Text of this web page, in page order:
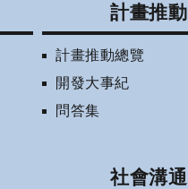
計畫推動
計畫推動總覽
開發大事紀
問答集
社會溝通